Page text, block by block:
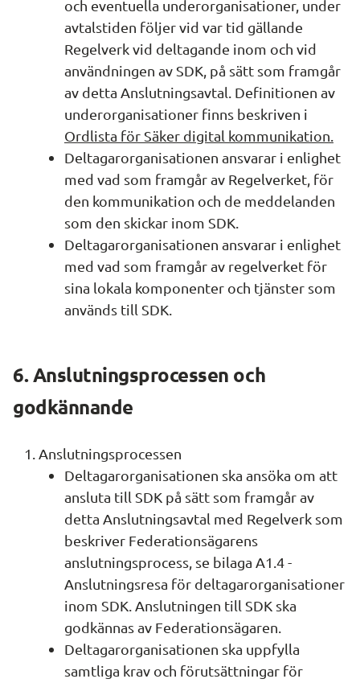
och eventuella underorganisationer, under
avtalstiden följer vid var tid gällande
Regelverk vid deltagande inom och vid
användningen av SDK, på sätt som framgår
av detta Anslutningsavtal. Definitionen av
Ordlista för Säker digital kommunikation.
Deltagarorganisationen ansvarar i enlighet
med vad som framgår av Regelverket, för
den kommunikation och de meddelanden
som den skickar inom SDK.
Deltagarorganisationen ansvarar i enlighet
med vad som framgår av regelverket för
sina lokala komponenter och tjänster som
används till SDK.
6. Anslutningsprocessen och
godkännande
Anslutningsprocessen
Deltagarorganisationen ska ansöka om att
ansluta till SDK på sätt som framgår av
detta Anslutningsavtal med Regelverk som
beskriver Federationsägarens
anslutningsprocess, se bilaga A1.4 -
Anslutningsresa för deltagarorganisationer
inom SDK. Anslutningen till SDK ska
godkännas av Federationsägaren.
Deltagarorganisationen ska uppfylla
samtliga krav och förutsättningar för